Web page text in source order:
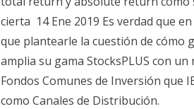
cierta 14 Ene 2019 Es verdad que
que plantearle la cuestión de cómo
amplia su gama StocksPLUS con
Fondos Comunes de Inversión que
como Canales de Distribución.